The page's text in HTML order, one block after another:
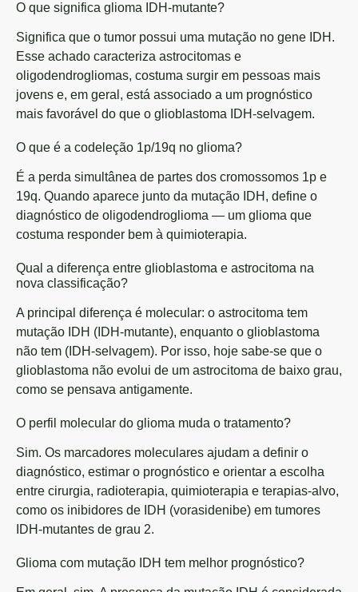
O que significa glioma IDH-mutante?
Significa que o tumor possui uma mutação no gene IDH.
Esse achado caracteriza astrocitomas e
oligodendrogliomas, costuma surgir em pessoas mais
jovens e, em geral, está associado a um prognóstico
mais favorável do que o glioblastoma IDH-selvagem.
O que é a codeleção 1p/19q no glioma?
É a perda simultânea de partes dos cromossomos 1p e
19q. Quando aparece junto da mutação IDH, define o
diagnóstico de oligodendroglioma — um glioma que
costuma responder bem à quimioterapia.
Qual a diferença entre glioblastoma e astrocitoma na
nova classificação?
A principal diferença é molecular: o astrocitoma tem
mutação IDH (IDH-mutante), enquanto o glioblastoma
não tem (IDH-selvagem). Por isso, hoje sabe-se que o
glioblastoma não evolui de um astrocitoma de baixo grau,
como se pensava antigamente.
O perfil molecular do glioma muda o tratamento?
Sim. Os marcadores moleculares ajudam a definir o
diagnóstico, estimar o prognóstico e orientar a escolha
entre cirurgia, radioterapia, quimioterapia e terapias-alvo,
como os inibidores de IDH (vorasidenibe) em tumores
IDH-mutantes de grau 2.
Glioma com mutação IDH tem melhor prognóstico?